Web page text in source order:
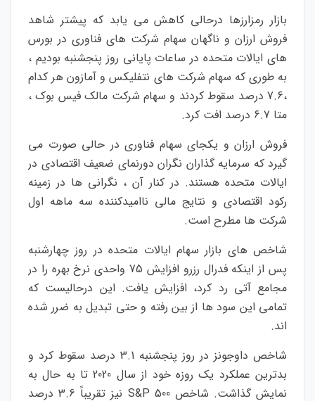
بازار رمزارزها درحالی کاهش می یابد که پیشتر شاهد
فروش ارزان و ناگهان سهام شرکت های فناوری در بورس
های ایالات متحده در ساعات پایانی روز پنجشنبه بودیم ،
به طوری که سهام شرکت های نتفلیکس و آمازون هر کدام
،7.6 درصد سقوط کردند و سهام شرکت مالک فیس بوک ،
متا 6.7 درصد افت کرد.
فروش ارزان و یکجای سهام فناوری در حالی صورت می
گیرد که سرمایه گذاران نگران دورنمای ضعیف اقتصادی در
ایالات متحده هستند. در کنار آن ، نگرانی ها در زمینه
رکود اقتصادی و نتایج مالی ناامیدکننده سه ماهه اول
شرکت ها مطرح است.
شاخص های بازار سهام ایالات متحده در روز چهارشنبه
پس از اینکه فدرال رزرو افزایش 75 واحدی نرخ بهره را در
مجامع آتی رد کرد، افزایش یافت. این درحالیست که
تمامی این سود ها از بین رفته و حتی تبدیل به ضرر شده
اند.
شاخص داوجونز در روز پنجشنبه 3.1 درصد سقوط کرد و
بدترین عملکرد یک روزه خود از سال 2020 تا به حال به
نمایش گذاشت. شاخص S&P 500 نیز تقریباً 3.6 درصد